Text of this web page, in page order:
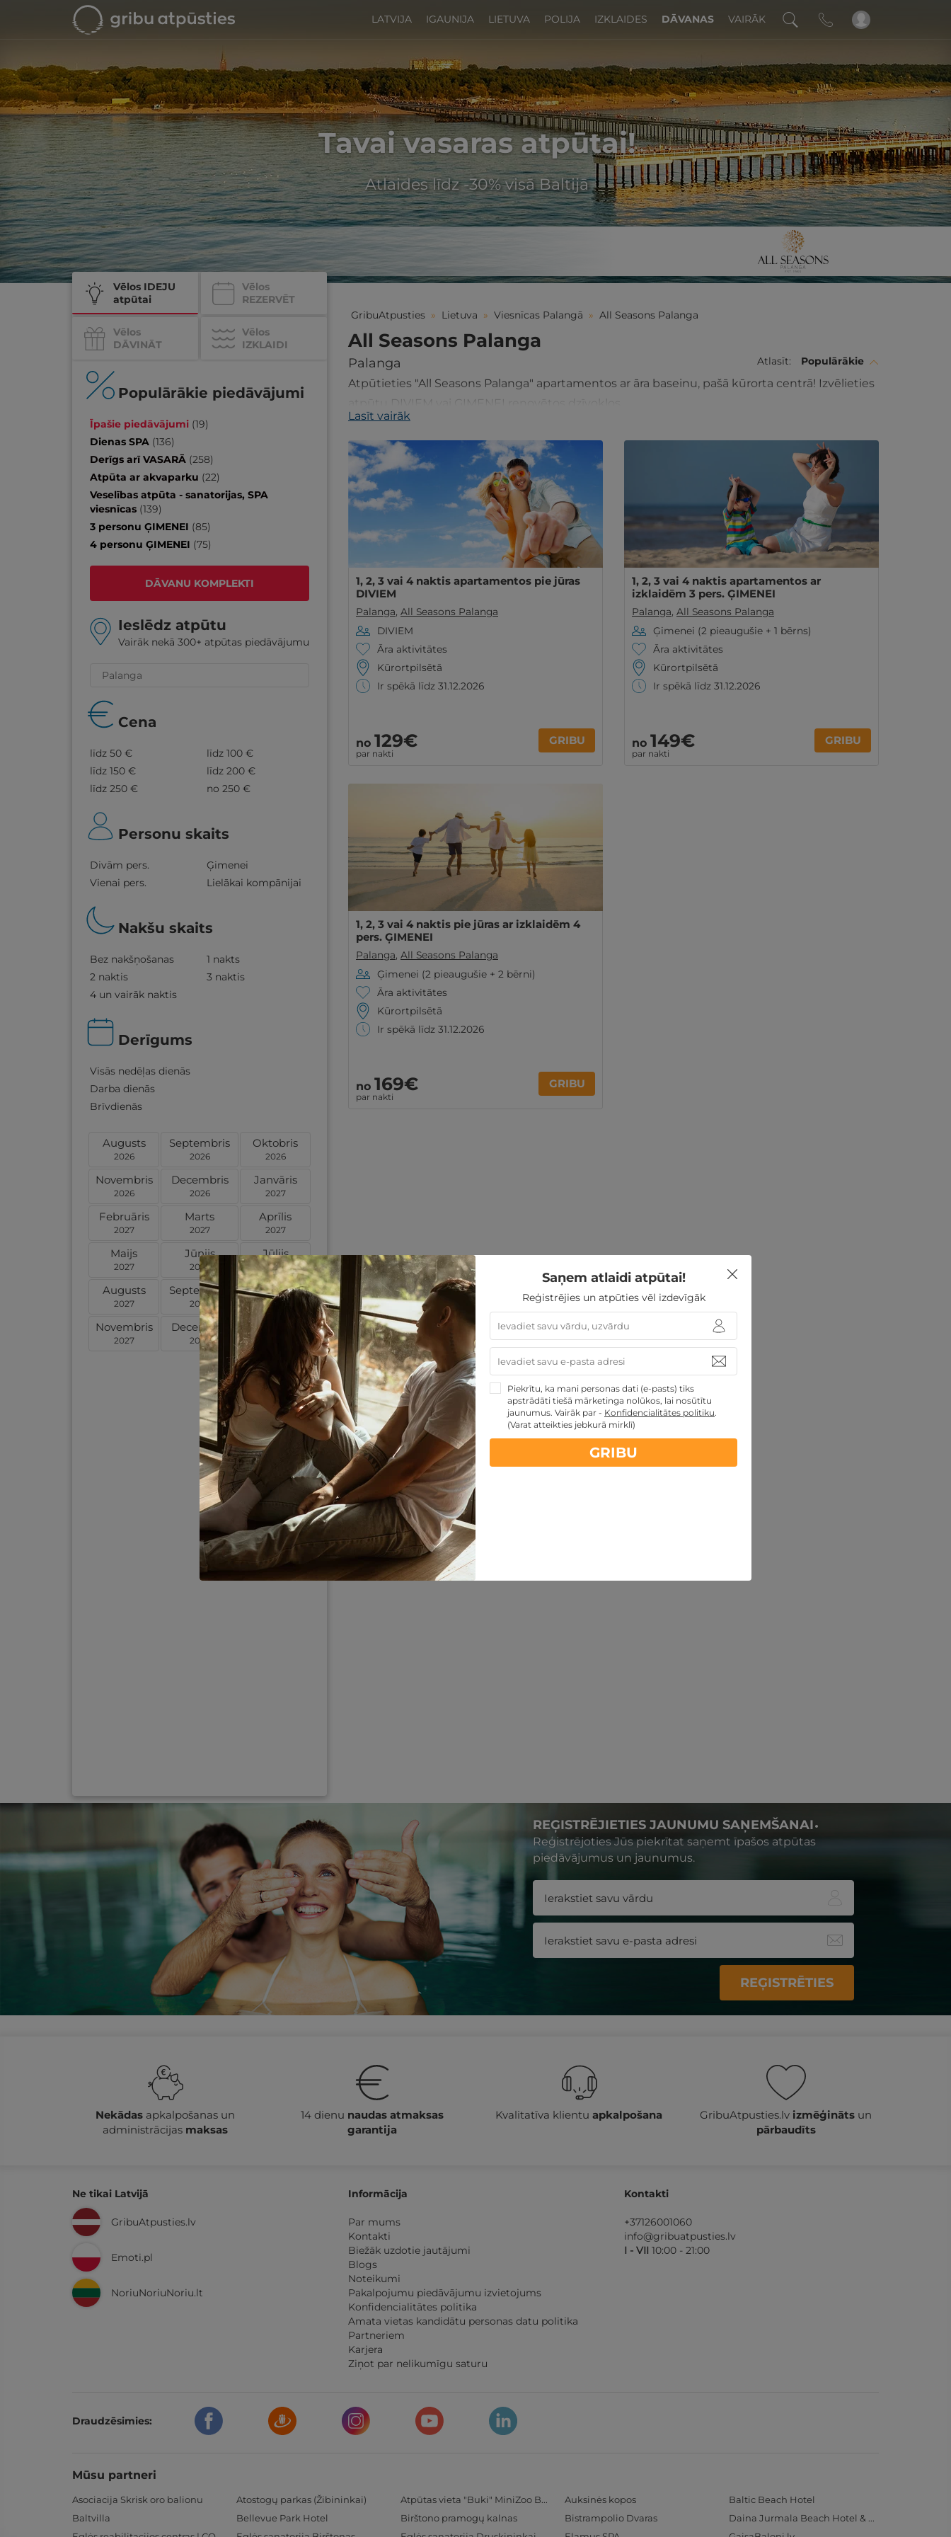
LATVIJA IGAUNIJA LIETUVA POLIJA IZKLAIDES DĀVANAS VAIRĀK
Tavai vasaras atpūtai!
Atlaides līdz -30% visā Baltijā
GribuAtpusties » Lietuva » Viesnīcas Palangā » All Seasons Palanga
Vēlos IDEJU
atpūtai
Vēlos
REZERVĒT
Vēlos
DĀVINĀT
Vēlos
IZKLAIDI
Populārākie piedāvājumi
Īpašie piedāvājumi (19)
Dienas SPA (136)
Derīgs arī VASARĀ (258)
Atpūta ar akvaparku (22)
Veselības atpūta - sanatorijas, SPA
viesnīcas (139)
3 personu ĢIMENEI (85)
4 personu ĢIMENEI (75)
DĀVANU KOMPLEKTI
Ieslēdz atpūtu
Vairāk nekā 300+ atpūtas piedāvājumu
Cena
līdz 50 €
līdz 100 €
līdz 150 €
līdz 200 €
līdz 250 €
no 250 €
Personu skaits
Divām pers.
Ģimenei
Vienai pers.
Lielākai kompānijai
Nakšu skaits
Bez nakšņošanas
1 nakts
2 naktis
3 naktis
4 un vairāk naktis
Derīgums
Visās nedēļas dienās
Darba dienās
Brīvdienās
Augusts
2026
Septembris
2026
Oktobris
2026
Novembris
2026
Decembris
2026
Janvāris
2027
Februāris
2027
Marts
2027
Aprīlis
2027
Maijs
2027
Jūnijs
2027
Jūlijs
2027
Augusts
2027
Septembris
2027
Oktobris
2027
Novembris
2027
Decembris
2027
Janvāris
Atlasīt: Populārākie
All Seasons Palanga
Palanga
Atpūtieties "All Seasons Palanga" apartamentos ar āra baseinu, pašā kūrorta centrā! Izvēlieties
atpūtu DIVIEM vai ĢIMENEI renovētos dzīvokļos.
Lasīt vairāk
1, 2, 3 vai 4 naktis apartamentos pie jūras
DIVIEM
Palanga, All Seasons Palanga
DIVIEM
Āra aktivitātes
Kūrortpilsētā
Ir spēkā līdz 31.12.2026
no 129€
par nakti
GRIBU
1, 2, 3 vai 4 naktis apartamentos ar
izklaidēm 3 pers. ĢIMENEI
Palanga, All Seasons Palanga
Ģimenei (2 pieaugušie + 1 bērns)
Āra aktivitātes
Kūrortpilsētā
Ir spēkā līdz 31.12.2026
no 149€
par nakti
GRIBU
1, 2, 3 vai 4 naktis pie jūras ar izklaidēm 4
pers. ĢIMENEI
Palanga, All Seasons Palanga
Ģimenei (2 pieaugušie + 2 bērni)
Āra aktivitātes
Kūrortpilsētā
Ir spēkā līdz 31.12.2026
no 169€
par nakti
GRIBU
REĢISTRĒJIETIES JAUNUMU SAŅEMŠANAI
Reģistrējoties Jūs piekrītat saņemt īpašos atpūtas
piedāvājumus un jaunumus.
REĢISTRĒTIES
Nekādasapkalpošanas un
administrācijas maksas
14 dienu naudas atmaksas
garantija
Kvalitatīva klientuapkalpošana GribuAtpusties.lv izmēģināts un
pārbaudīts
Ne tikai Latvijā
GribuAtpusties.lv
Emoti.pl
NoriuNoriuNoriu.lt
Informācija
Par mums
Kontakti
Biežāk uzdotie jautājumi
Blogs
Noteikumi
Pakalpojumu piedāvājumu izvietojums
Konfidencialitātes politika
Amata vietas kandidātu personas datu politika
Partneriem
Karjera
Ziņot par nelikumīgu saturu
Kontakti
+37126001060
info@gribuatpusties.lv
I - VII 10:00 - 21:00
Draudzēsimies:
Mūsu partneri
Asociacija Skrisk oro balionu Atostogų parkas (Žibininkai) Atpūtas vieta "Buki" MiniZoo BUKS Auksinės kopos
Baltic Beach Hotel
Baltvilla
Bellevue Park Hotel Birštono pramogų kalnas Bistrampolio Dvaras
Daina Jurmala Beach Hotel & SPA
Saņem atlaidi atpūtai!
Reģistrējies un atpūties vēl izdevīgāk
Piekrītu, ka mani personas dati (e-pasts) tiks
apstrādāti tiešā mārketinga nolūkos, lai nosūtītu
jaunumus. Vairāk par - Konfidencialitātes politiku.
(Varat atteikties jebkurā mirklī)
GRIBU